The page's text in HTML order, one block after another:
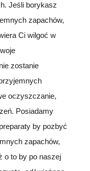
Jeśli borykasz
zapachów,
Ci wilgoć w
zostanie
oczyszczanie,
Posiadamy
by pozbyć
zapachów,
o to by po naszej